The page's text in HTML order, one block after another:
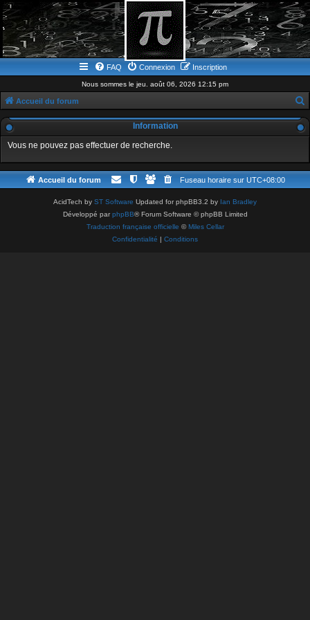
FAQ Connexion Inscription
Nous sommes le jeu. août 06, 2026 12:15 pm
Accueil du forum
e
Information
Vous ne pouvez pas effectuer de recherche.
Accueil du forum Fuseau horaire sur UTC+08:00
AcidTech by ST Software Updated for phpBB3.2 by Ian Bradley
Développé parphpBB® Forum Software © phpBB Limited
Traduction française officielle ©Miles Cellar
Confidentialité | Conditions